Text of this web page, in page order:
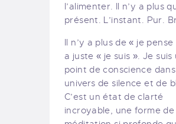
l’alimenter. Il n’y a plus
présent. L’instant. Pur.
Il n’y a plus de « je pense
a juste « je suis ». Je suis
point de conscience
univers de silence et de
C’est un état de clarté
incroyable, une forme de